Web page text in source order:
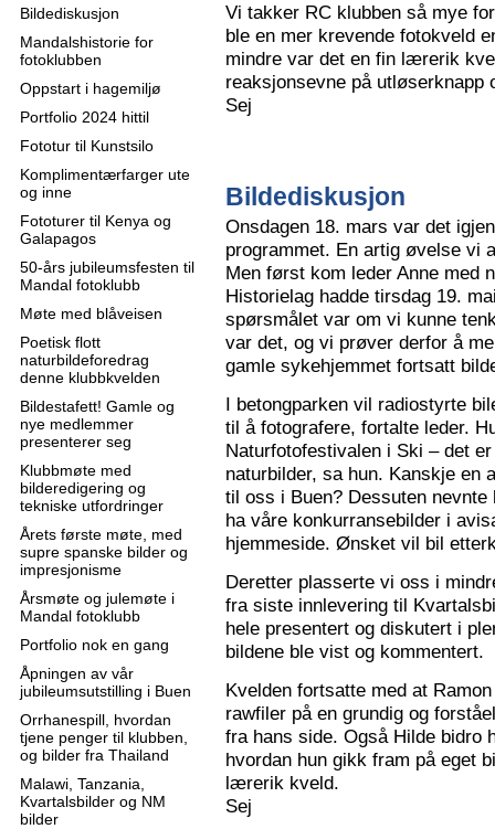
Bildediskusjon
Mandalshistorie for
fotoklubben
Oppstart i hagemiljø
Portfolio 2024 hittil
Fototur til Kunstsilo
Komplimentærfarger ute
og inne
Fototurer til Kenya og
Galapagos
50-års jubileumsfesten til
Mandal fotoklubb
Møte med blåveisen
Poetisk flott
naturbildeforedrag
denne klubbkvelden
Bildestafett! Gamle og
nye medlemmer
presenterer seg
Klubbmøte med
bilderedigering og
tekniske utfordringer
Årets første møte, med
supre spanske bilder og
impresjonisme
Årsmøte og julemøte i
Mandal fotoklubb
Portfolio nok en gang
Åpningen av vår
jubileumsutstilling i Buen
Orrhanespill, hvordan
tjene penger til klubben,
og bilder fra Thailand
Malawi, Tanzania,
Kvartalsbilder og NM
bilder
Vi takker RC klubben så mye
ble en mer krevende fotokveld
mindre var det en fin lærerik
reaksjonsevne på utløserknapp
Sej
Bildediskusjon
Onsdagen 18. mars var det
programmet. En artig øvelse vi
Men først kom leder Anne med
Historielag hadde tirsdag 19.
spørsmålet var om vi kunne
var det, og vi prøver derfor å
gamle sykehjemmet fortsatt
I betongparken vil radiostyrte
til å fotografere, fortalte leder.
Naturfotofestivalen i Ski – det
naturbilder, sa hun. Kanskje en
til oss i Buen? Dessuten
ha våre konkurransebilder i
hjemmeside. Ønsket vil bil
Deretter plasserte vi oss i
fra siste innlevering til
hele presentert og diskutert i
bildene ble vist og kommentert.
Kvelden fortsatte med at
rawfiler på en grundig og
fra hans side. Også Hilde bidro
hvordan hun gikk fram på eget
lærerik kveld.
Sej